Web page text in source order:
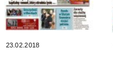
23.02.2018